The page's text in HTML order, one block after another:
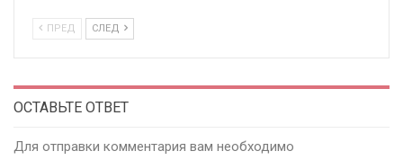
ПРЕД СЛЕД
ОСТАВЬТЕ ОТВЕТ
Для отправки комментария вам необходимо